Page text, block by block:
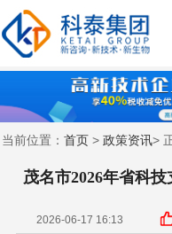
当前位置： 首页 > 政策资讯>
茂名市2026年省科
2026-06-17 16:13